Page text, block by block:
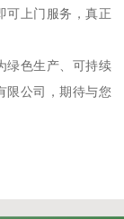
可上门服务，真正
绿色生产、可持续
限公司，期待与您